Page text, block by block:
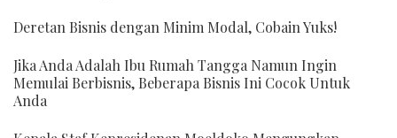
Deretan Bisnis dengan Minim Modal, Cobain Yuks!
Jika Anda Adalah Ibu Rumah Tangga Namun Ingin
Memulai Berbisnis, Beberapa Bisnis Ini Cocok Untuk
Anda